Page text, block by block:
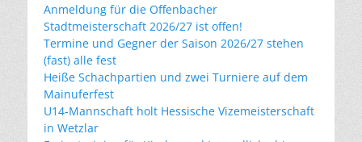
Anmeldung für die Offenbacher
Stadtmeisterschaft 2026/27 ist offen!
Termine und Gegner der Saison 2026/27 stehen
(fast) alle fest
Heiße Schachpartien und zwei Turniere auf dem
Mainuferfest
U14-Mannschaft holt Hessische Vizemeisterschaft
in Wetzlar